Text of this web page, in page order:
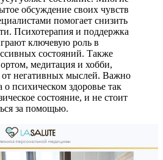
обсуждение своих чувств
помогает снизить
Психотерапия и поддержка
ключевую роль в
состояний. Также
медитация и хобби,
от негативных мыслей. Важно
о психическом здоровье так
состояние, и не стоит
за помощью.